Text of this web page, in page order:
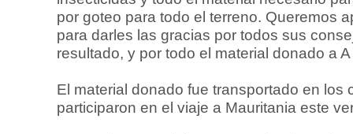
por goteo para todo el terreno. Queremos
para darles las gracias por todos sus
resultado, y por todo el material donado a A
El material donado fue transportado en los
participaron en el viaje a Mauritania este